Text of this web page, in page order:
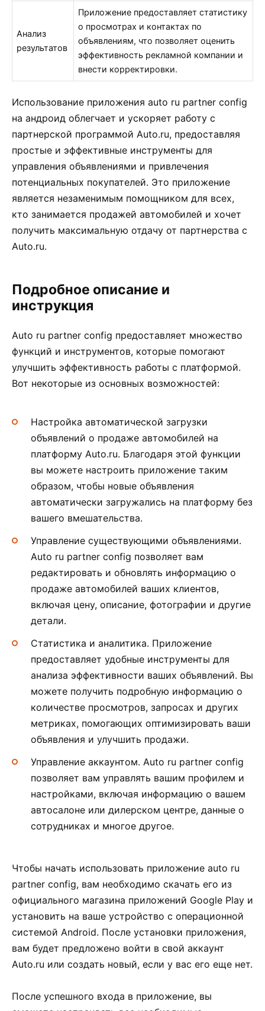
Анализ
результатов
Приложение предоставляет статистику
о просмотрах и контактах по
объявлениям, что позволяет оценить
эффективность рекламной компании и
внести корректировки.
Использование приложения auto ru partner config
на андроид облегчает и ускоряет работу с
партнерской программой Auto.ru, предоставляя
простые и эффективные инструменты для
управления объявлениями и привлечения
потенциальных покупателей. Это приложение
является незаменимым помощником для всех,
кто занимается продажей автомобилей и хочет
получить максимальную отдачу от партнерства с
Auto.ru.
Подробное описание и
инструкция
Auto ru partner config предоставляет множество
функций и инструментов, которые помогают
улучшить эффективность работы с платформой.
Вот некоторые из основных возможностей:
Настройка автоматической загрузки
объявлений о продаже автомобилей на
платформу Auto.ru. Благодаря этой функции
вы можете настроить приложение таким
образом, чтобы новые объявления
автоматически загружались на платформу без
вашего вмешательства.
Управление существующими объявлениями.
Auto ru partner config позволяет вам
редактировать и обновлять информацию о
продаже автомобилей ваших клиентов,
включая цену, описание, фотографии и другие
детали.
Статистика и аналитика. Приложение
предоставляет удобные инструменты для
анализа эффективности ваших объявлений. Вы
можете получить подробную информацию о
количестве просмотров, запросах и других
метриках, помогающих оптимизировать ваши
объявления и улучшить продажи.
Управление аккаунтом. Auto ru partner config
позволяет вам управлять вашим профилем и
настройками, включая информацию о вашем
автосалоне или дилерском центре, данные о
сотрудниках и многое другое.
Чтобы начать использовать приложение auto ru
partner config, вам необходимо скачать его из
официального магазина приложений Google Play и
установить на ваше устройство с операционной
системой Android. После установки приложения,
вам будет предложено войти в свой аккаунт
Auto.ru или создать новый, если у вас его еще нет.
После успешного входа в приложение, вы